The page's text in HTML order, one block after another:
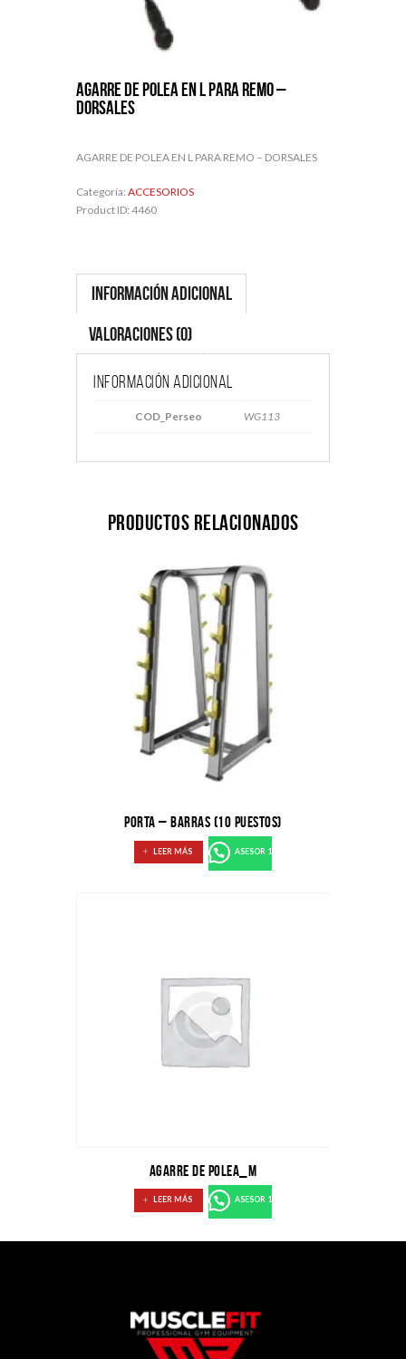
AGARRE DE POLEA EN L PARA REMO –
DORSALES
AGARRE DE POLEA EN L PARA REMO – DORSALES
Categoría: ACCESORIOS
Product ID: 4460
Información adicional
Valoraciones (0)
Información adicional
COD_Perseo WG113
Productos relacionados
PORTA – BARRAS (10 PUESTOS)
LEER MÁS ASESOR 1
AGARRE DE POLEA_M
LEER MÁS ASESOR 1